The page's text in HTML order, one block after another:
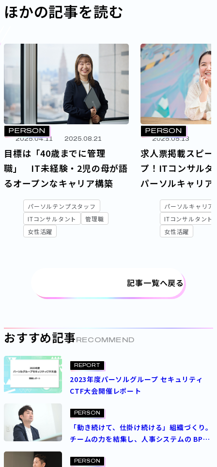
ほかの記事を読む
PERSON
2025.04.11 2025.08.21
目標は「40歳までに管理
職」 IT未経験・2児の母が語
るオープンなキャリア構築
パーソルテンプスタッフ
ITコンサルタント
管理職
女性活躍
PERSON
2025.05.13
求人票掲載スピ
プ！ITコンサルタ
パーソルキャリア
魅力とは
パーソルキャリア
ITコンサルタント
女性活躍
記事一覧へ戻る
おすすめ記事 RECOMMEND
REPORT
2023年度パーソルグループ セキュリティ
CTF大会開催レポート
PERSON
「動き続けて、仕掛け続ける」組織づくり。
チームの力を結集し、人事システムの BPR
PERSON